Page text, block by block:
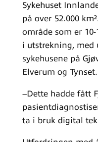
Sykehuset
på over 52.000
område som er
i utstrekning, med
sykehusene på
Elverum og Tynset.
–Dette hadde fått
ta i bruk digital